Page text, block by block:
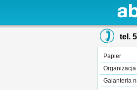
tel.
Papier
Galanteria